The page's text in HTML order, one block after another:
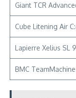
Giant TCR
Cube Litening Air
Lapierre Xelius SL 9
BMC